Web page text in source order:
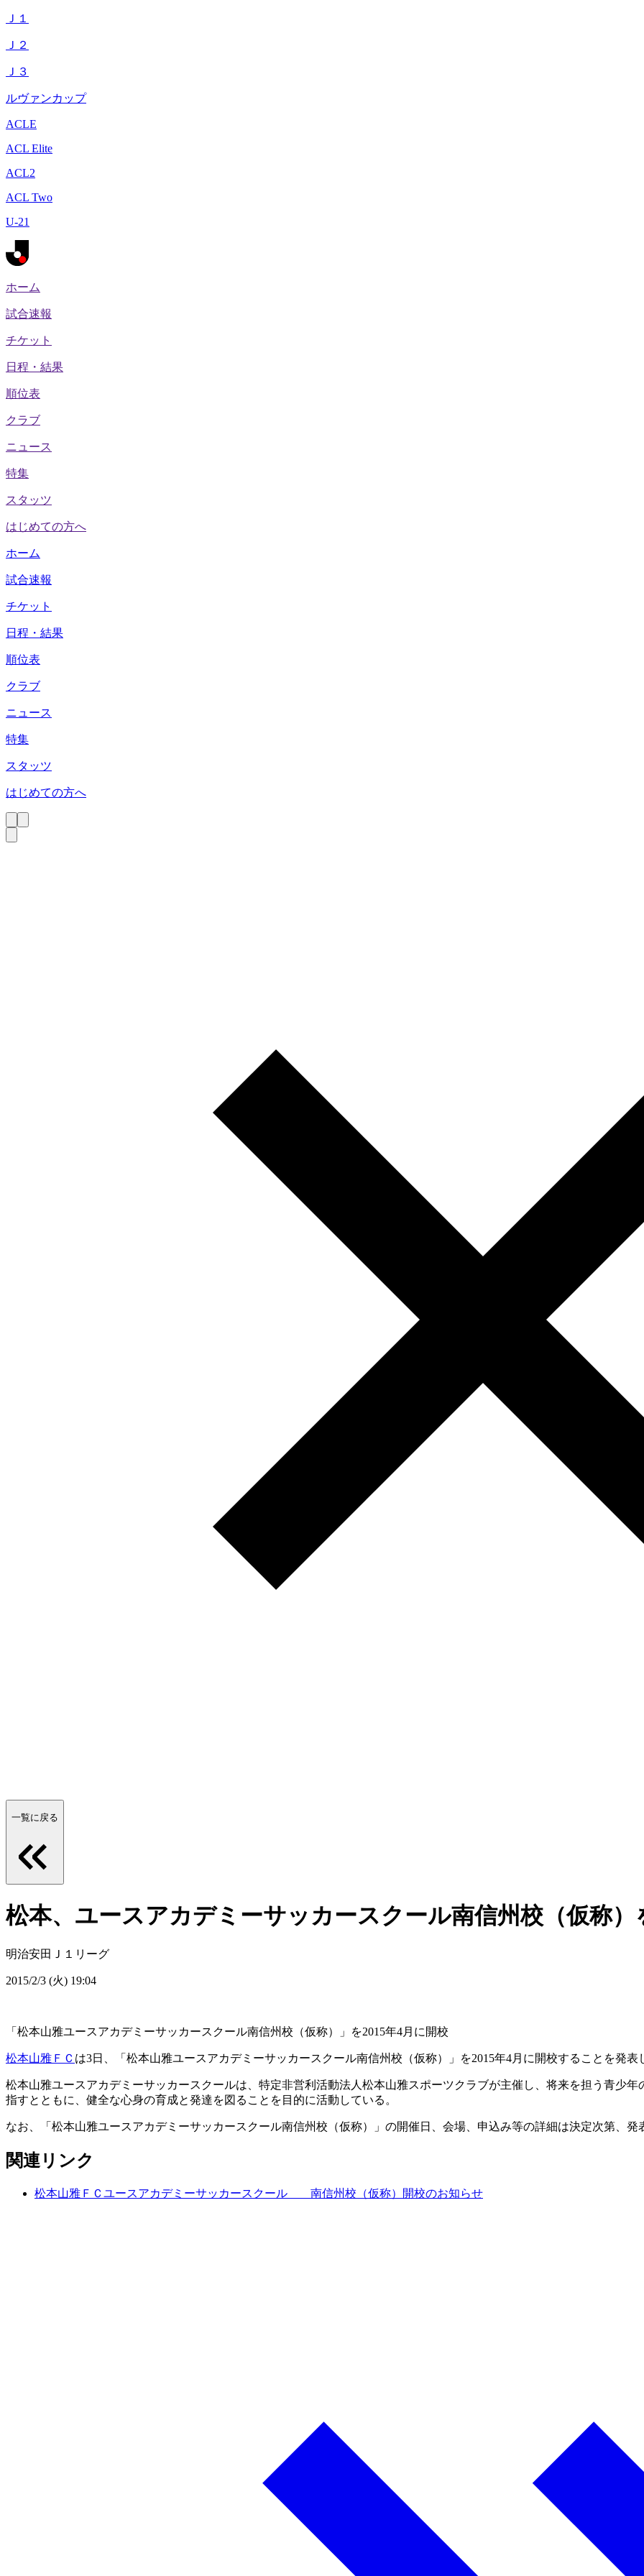
Ｊ１
Ｊ２
Ｊ３
ルヴァンカップ
ACLE
ACL Elite
ACL2
ACL Two
U-21
ホーム
試合速報
チケット
日程・結果
順位表
クラブ
ニュース
特集
スタッツ
はじめての方へ
ホーム
試合速報
チケット
日程・結果
順位表
クラブ
ニュース
特集
スタッツ
はじめての方へ
一覧に戻る
松本、ユースアカデミーサッカースクール南信州校（仮称）
明治安田Ｊ１リーグ
2015/2/3 (火) 19:04
「松本山雅ユースアカデミーサッカースクール南信州校（仮称）」を2015年4月に開校
松本山雅ＦＣ は3日、「松本山雅ユースアカデミーサッカースクール南信州校（仮称）」を2015年4月に開校することを発表
松本山雅ユースアカデミーサッカースクールは、特定非営利活動法人松本山雅スポーツクラブが主催し、将来を担う青少
指すとともに、健全な心身の育成と発達を図ることを目的に活動している。
なお、「松本山雅ユースアカデミーサッカースクール南信州校（仮称）」の開催日、会場、申込み等の詳細は決定次第、発
関連リンク
松本山雅ＦＣユースアカデミーサッカースクール 南信州校（仮称）開校のお知らせ